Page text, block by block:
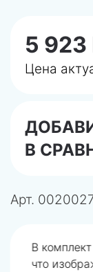
5
Цена
В
Арт.
В
что